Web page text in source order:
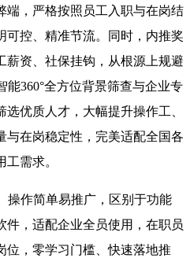
端，严格按照员工入职与在岗结
可控、精准节流。同时，内推奖
薪资、社保挂钩，从根源上规避
360°全方位背景筛查与企业专
优质人才，大幅提升操作工、
与在岗稳定性，完美适配全国各
需求。
操作简单易推广，区别于功能
件，适配企业全员使用，在职员
位，零学习门槛、快速落地推